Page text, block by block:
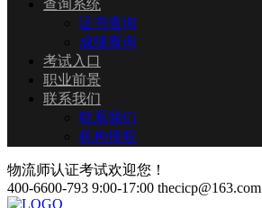
查询系统
证书查询
成绩查询
考试入口
职业前景
联系我们
联系我们
机构授权
物流师认证考试欢迎您！
400-6600-793 9:00-17:00 thecicp@163.com